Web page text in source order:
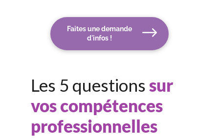
Faites une demande
d'infos !
Les 5 questionssur
vos compétences
professionnelles